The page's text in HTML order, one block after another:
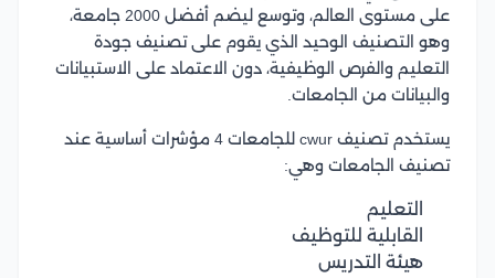
على مستوى العالم، وتوسع ليضم أفضل 2000 جامعة،
وهو التصنيف الوحيد الذي يقوم على تصنيف جودة
التعليم والفرص الوظيفية، دون الاعتماد على الاستبيانات
والبيانات من الجامعات.
يستخدم تصنيف cwur للجامعات 4 مؤشرات أساسية عند
تصنيف الجامعات وهي:
التعليم
القابلية للتوظيف
هيئة التدريس